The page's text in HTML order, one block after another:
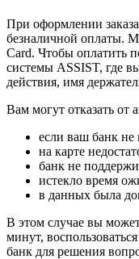
При оформлении
безналичной оплаты.
Card. Чтобы оплатить
системы ASSIST, где
действия, имя
Вам могут отказать от
если ваш банк не
на карте
банк не
истекло время
в данных была
В этом случае вы
минут,
банк для решения